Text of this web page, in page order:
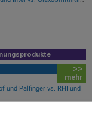
>>
mehr
und Palfinger vs. RHI und